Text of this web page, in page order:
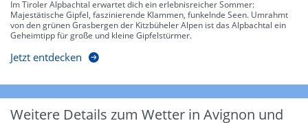
Im Tiroler Alpbachtal erwartet dich ein erlebnisreicher Sommer:
Majestätische Gipfel, faszinierende Klammen, funkelnde Seen. Umrahmt
von den grünen Grasbergen der Kitzbüheler Alpen ist das Alpbachtal ein
Geheimtipp für große und kleine Gipfelstürmer.
Jetzt entdecken
Weitere Details zum Wetter in Avignon und